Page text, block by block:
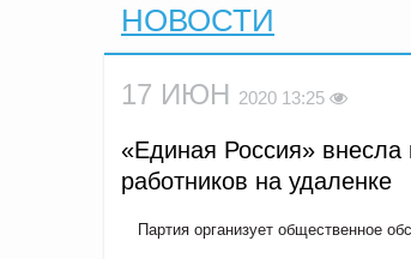
НОВОСТИ
17 ИЮН 2020 13:25
«Единая Россия»
работников на удаленке
Партия организует общественное